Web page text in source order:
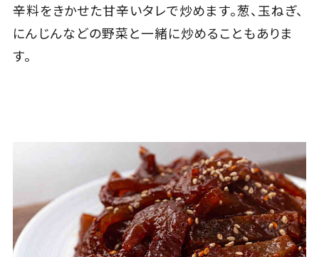
辛料をきかせた甘辛いタレで炒めます。葱、玉ねぎ、
にんじんなどの野菜と一緒に炒めることもありま
す。